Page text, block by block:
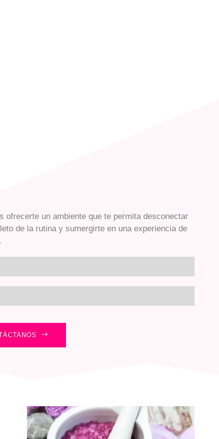
ofrecerte un ambiente que te permita desconectar
de la rutina y sumergirte en una experiencia de
y Confort